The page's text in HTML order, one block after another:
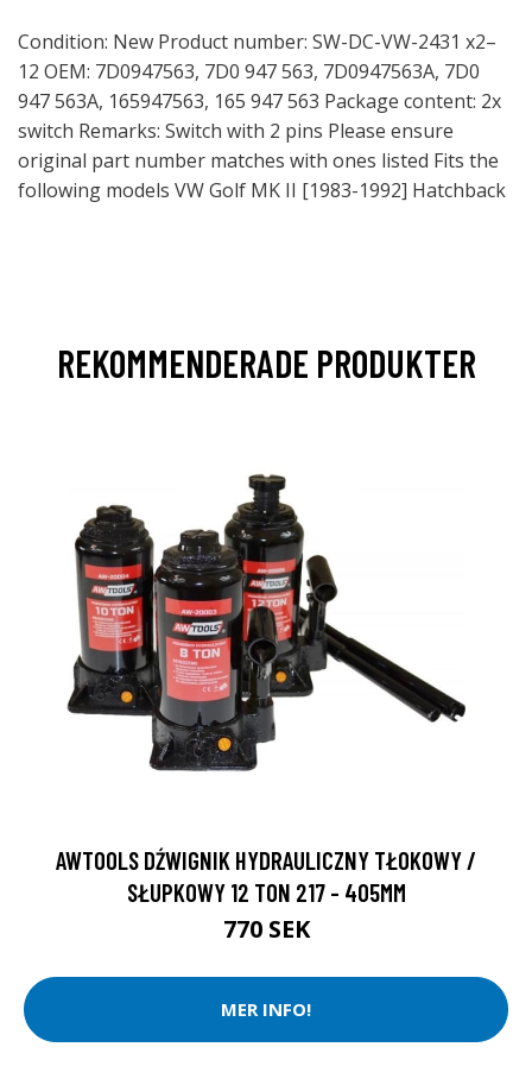
Condition: New Product number: SW-DC-VW-2431 x2–
12 OEM: 7D0947563, 7D0 947 563, 7D0947563A, 7D0
947 563A, 165947563, 165 947 563 Package content: 2x
switch Remarks: Switch with 2 pins Please ensure
original part number matches with ones listed Fits the
following models VW Golf MK II [1983-1992] Hatchback
REKOMMENDERADE PRODUKTER
AWTOOLS DŹWIGNIK HYDRAULICZNY TŁOKOWY /
SŁUPKOWY 12 TON 217 - 405MM
770 SEK
MER INFO!